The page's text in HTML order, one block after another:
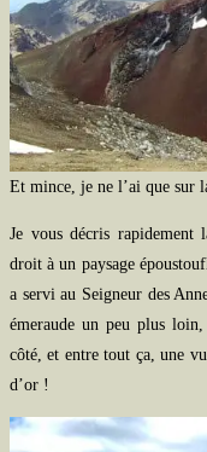
Et mince, je ne l’ai que sur
Je vous décris rapidement
droit à un paysage
a servi au Seigneur des
émeraude un peu plus
côté, et entre tout ça, une
d’or !